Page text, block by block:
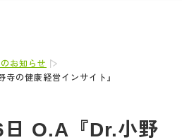
お知らせ
の健康経営インサイト』
O.A『Dr.小野